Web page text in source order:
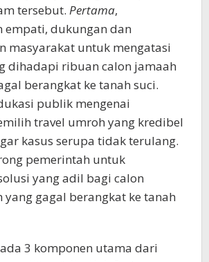
tersebut. Pertama,
empati, dukungan dan
masyarakat untuk mengatasi
dihadapi ribuan calon jamaah
berangkat ke tanah suci.
publik mengenai
travel umroh yang kredibel
kasus serupa tidak terulang.
pemerintah untuk
yang adil bagi calon
gagal berangkat ke tanah
3 komponen utama dari